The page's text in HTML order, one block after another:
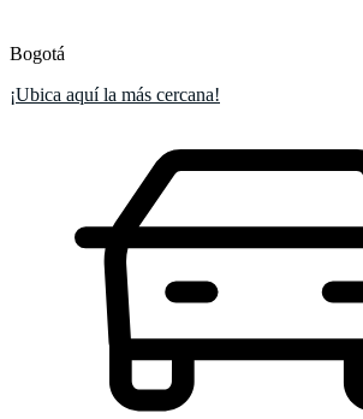
Bogotá
¡Ubica aquí la más cercana!